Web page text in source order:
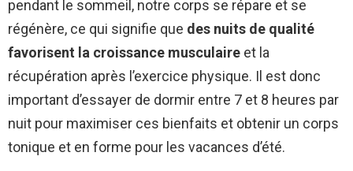
pendant le sommeil, notre corps se répare et se
régénère, ce qui signifie que des nuits de qualité
favorisent la croissance musculaire et la
récupération après l’exercice physique. Il est donc
important d’essayer de dormir entre 7 et 8 heures par
nuit pour maximiser ces bienfaits et obtenir un corps
tonique et en forme pour les vacances d’été.